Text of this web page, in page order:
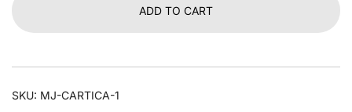
ADD TO CART
SKU: MJ-CARTICA-1